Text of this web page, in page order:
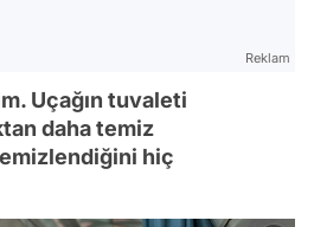
Reklam
Uçağın tuvaleti
daha temiz
hiç